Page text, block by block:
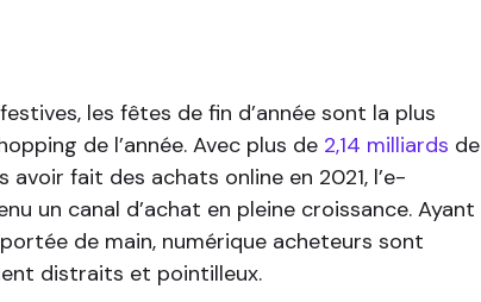
les fêtes de fin d’année sont la plus
de l’année. Avec plus de 2,14 milliards de
avoir fait des achats online en 2021, l’e-
un canal d’achat en pleine croissance. Ayant
de main, numérique acheteurs sont
distraits et pointilleux.